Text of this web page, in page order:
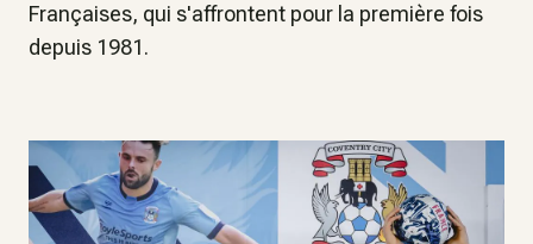
Françaises, qui s'affrontent pour la première fois
depuis 1981.